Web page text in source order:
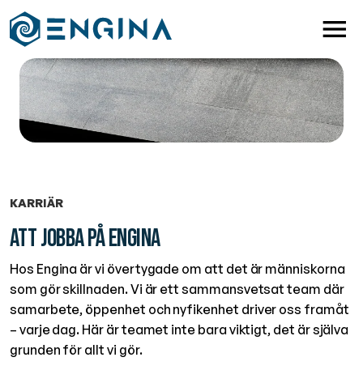
KARRIÄR
Att jobba på Engina
Hos Engina är vi övertygade om att det är människorna
som gör skillnaden. Vi är ett sammansvetsat team där
samarbete, öppenhet och nyfikenhet driver oss framåt
– varje dag. Här är teamet inte bara viktigt, det är själva
grunden för allt vi gör.